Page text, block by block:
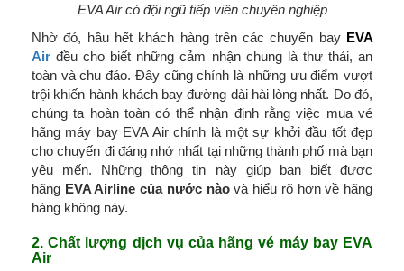
EVA Air có đội ngũ tiếp viên chuyên nghiệp
Nhờ đó, hầu hết khách hàng trên các chuyến bay EVA
Air đều cho biết những cảm nhận chung là thư thái, an
toàn và chu đáo. Đây cũng chính là những ưu điểm vượt
trội khiến hành khách bay đường dài hài lòng nhất. Do đó,
chúng ta hoàn toàn có thể nhận định rằng việc mua vé
hãng máy bay EVA Air chính là một sự khởi đầu tốt đẹp
cho chuyến đi đáng nhớ nhất tại những thành phố mà bạn
yêu mến. Những thông tin này giúp bạn biết được
hãng EVA Airline của nước nàovà hiểu rõ hơn về hãng
hàng không này.
2. Chất lượng dịch vụ của hãng vé máy bay EVA
Air